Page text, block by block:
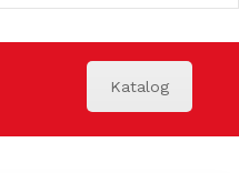
Katalog